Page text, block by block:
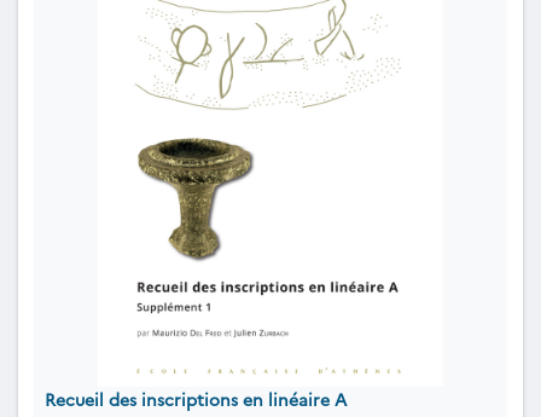
Recueil des inscriptions en linéaire A